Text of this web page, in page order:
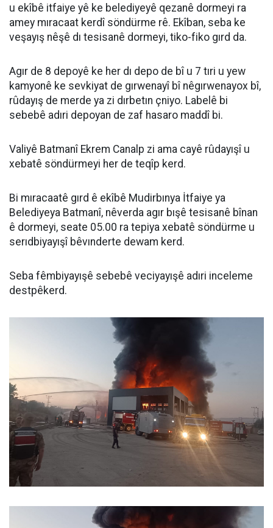
u ekîbê itfaiye yê ke belediyeyê qezanê dormeyi ra
amey mıracaat kerdî söndürme rê. Ekîban, seba ke
veşayış nêşê dı tesisanê dormeyi, tiko-fiko gırd da.
Agır de 8 depoyê ke her dı depo de bî u 7 tıri u yew
kamyonê ke sevkiyat de gırwenayî bî nêgırwenayox bî,
rûdayış de merde ya zi dırbetın çniyo. Labelê bi
sebebê adıri depoyan de zaf hasaro maddî bi.
Valiyê Batmanî Ekrem Canalp zi ama cayê rûdayışî u
xebatê söndürmeyi her de teqîp kerd.
Bi mıracaatê gırd ê ekîbê Mudirbınya İtfaiye ya
Belediyeya Batmanî, nêverda agır bışê tesisanê bînan
ê dormeyi, seate 05.00 ra tepiya xebatê söndürme u
serıdbiyayışî bêvınderte dewam kerd.
Seba fêmbiyayışê sebebê veciyayışê adıri inceleme
destpêkerd.